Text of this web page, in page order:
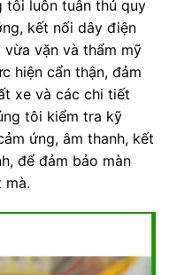
tôi luôn tuân thủ quy
kết nối dây điện
vừa vặn và thẩm mỹ
hiện cẩn thận, đảm
xe và các chi tiết
tôi kiểm tra kỹ
ứng, âm thanh, kết
để đảm bảo màn
mà.